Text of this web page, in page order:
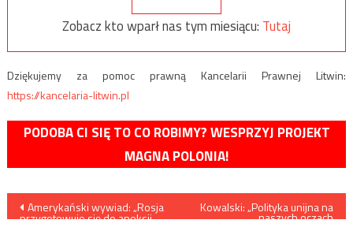
Zobacz kto wparł nas tym miesiącu: Tutaj
Dziękujemy za pomoc prawną Kancelarii Prawnej Litwin:
https://kancelaria-litwin.pl
PODOBA CI SIĘ TO CO ROBIMY? WESPRZYJ PROJEKT
MAGNA POLONIA!
Nawigacja
Amerykański wywiad: „Rosja
przygotowuje się do aneksji
Kowalski: „Polityka unijna na
naszych oczach